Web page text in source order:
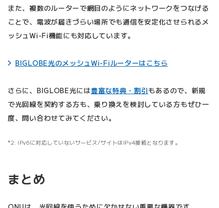
また、複数のルーターで網目のようにネットワークをつなげる
ことで、電波が届きづらい場所でも通信を安定化させられるメ
ッシュWi-Fi機能にも対応しています。
BIGLOBE光のメッシュWi-Fiルーターはこちら
さらに、BIGLOBE光には豊富な特典・割引もあるので、新規
で光回線を契約する方も、乗り換えを検討している方もぜひ一
度、問い合わせてみてください。
IPv6に対応していないサービス/サイトはIPv4接続となります。
まとめ